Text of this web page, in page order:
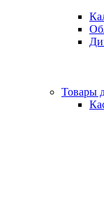
Товары